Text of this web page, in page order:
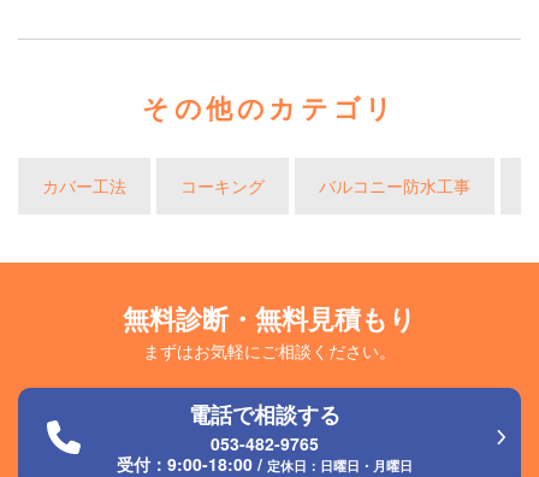
その他のカテゴリ
カバー工法 コーキング バルコニー防水工事
無料診断・無料見積もり
まずはお気軽にご相談ください。
電話で相談する
053-482-9765
受付： 9:00-18:00/ 定休日：日曜日・月曜日